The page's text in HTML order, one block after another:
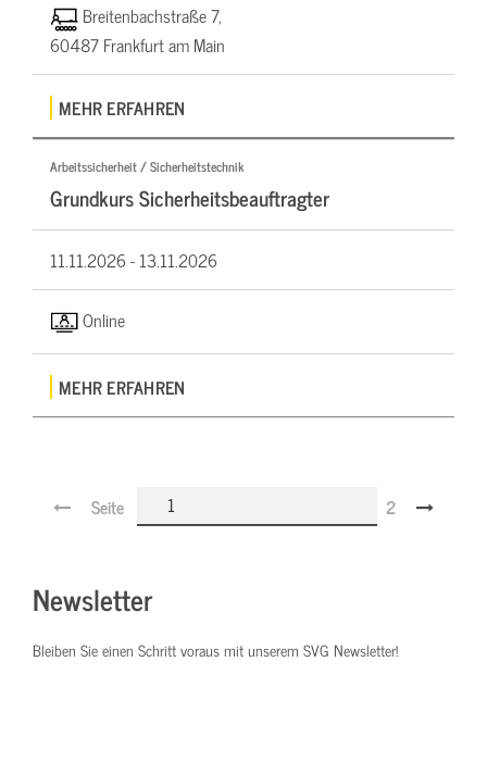
Breitenbachstraße 7,
60487 Frankfurt am Main
MEHR ERFAHREN
Arbeitssicherheit / Sicherheitstechnik
Grundkurs Sicherheitsbeauftragter
11.11.2026 -13.11.2026
Online
MEHR ERFAHREN
Seite 2
Newsletter
Bleiben Sie einen Schritt voraus mit unserem SVG Newsletter!